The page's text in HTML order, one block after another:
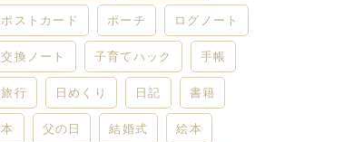
ポストカード ポーチ ログノート
交換ノート 子育てハック 手帳
旅行 日めくり 日記 書籍
本 父の日 結婚式 絵本